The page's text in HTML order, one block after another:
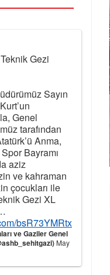
Gezi
Sayın
Genel
tarafından
Anma,
Bayramı
aziz
ve kahraman
çocukları ile
Gezi XL
bsR73YMRtx
ve Gaziler Genel
May